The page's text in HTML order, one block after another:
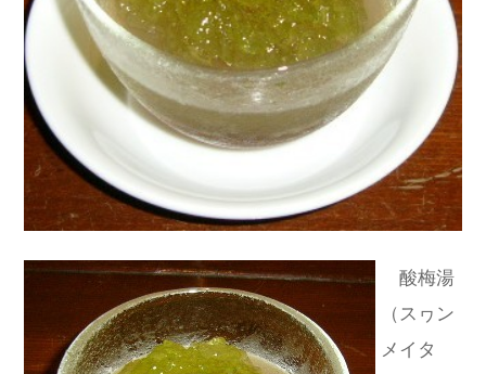
酸梅湯
（スヮン
メイタ